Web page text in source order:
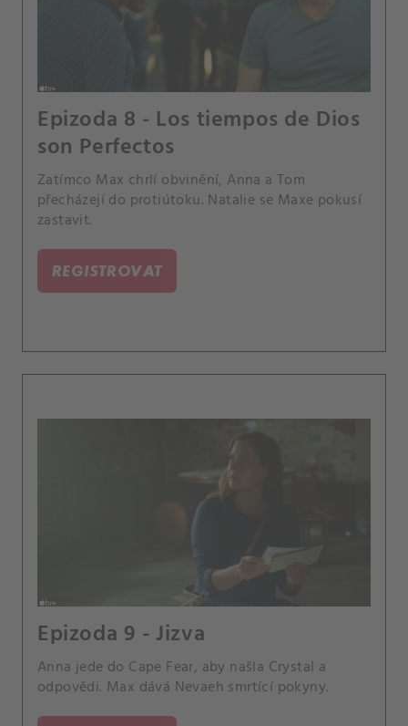
Epizoda 8 - Los tiempos de Dios
son Perfectos
Zatímco Max chrlí obvinění, Anna a Tom
přecházejí do protiútoku. Natalie se Maxe pokusí
zastavit.
REGISTROVAT
Epizoda 9 - Jizva
Anna jede do Cape Fear, aby našla Crystal a
odpovědi. Max dává Nevaeh smrtící pokyny.